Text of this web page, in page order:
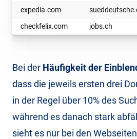
expedia.com
checkfelix.com
jobs.ch
Bei der Häufigkeit der
dass die jeweils ersten drei
in der Regel über 10% des
während es danach stark
sieht es nur bei den